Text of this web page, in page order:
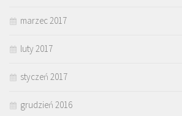
marzec 2017
luty 2017
styczeń 2017
grudzień 2016